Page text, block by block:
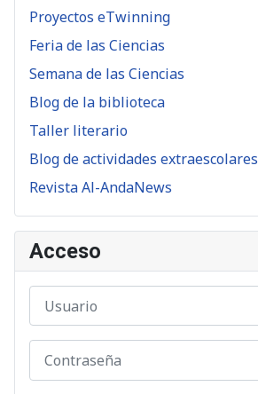
Proyectos eTwinning
Feria de las Ciencias
Semana de las Ciencias
Blog de la biblioteca
Taller literario
Blog de actividades extraescolares
Revista Al-AndaNews
Acceso